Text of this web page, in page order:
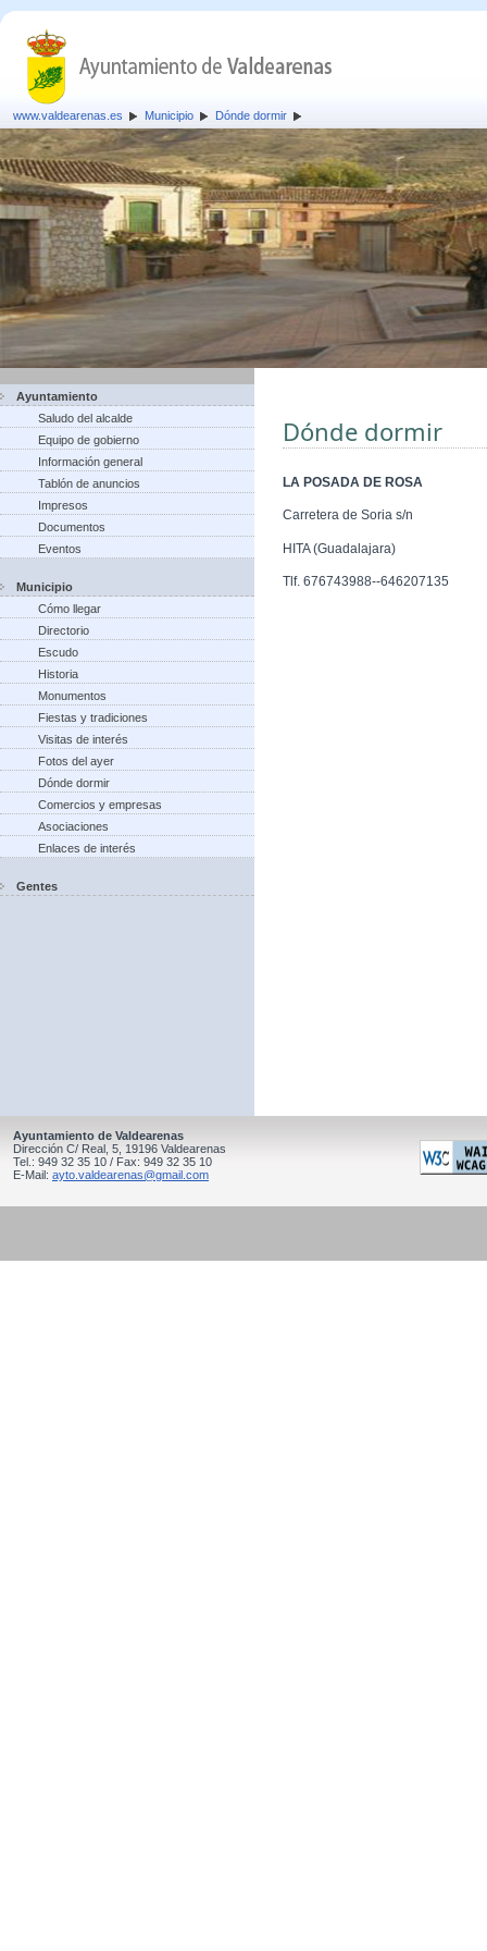
www.valdearenas.es Municipio Dónde dormir
Ayuntamiento
Saludo del alcalde
Equipo de gobierno
Información general
Tablón de anuncios
Impresos
Documentos
Eventos
Municipio
Cómo llegar
Directorio
Escudo
Historia
Monumentos
Fiestas y tradiciones
Visitas de interés
Fotos del ayer
Dónde dormir
Comercios y empresas
Asociaciones
Enlaces de interés
Gentes
Dónde dormir
LA POSADA DE ROSA
Carretera de Soria s/n
HITA (Guadalajara)
Tlf. 676743988--646207135
Ayuntamiento de Valdearenas
Dirección C/ Real, 5, 19196 Valdearenas
Tel.: 949 32 35 10 / Fax: 949 32 35 10
E-Mail: ayto.valdearenas@gmail.com